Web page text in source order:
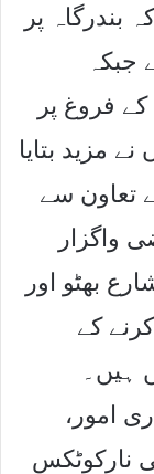
بندرگاہ پر
کے فروغ پر
مزید بتایا
تعاون سے
واگزار
بھٹو اور
کے
ہیں۔
امور،
نارکوٹکس